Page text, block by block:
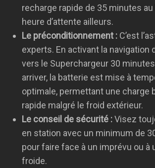
recharge rapide de 35 minutes au
heure d’attente ailleurs.
Le préconditionnement : C’est
experts. En activant la navigation
vers le Superchargeur 30 minutes
arriver, la batterie est mise à
optimale, permettant une charge
rapide malgré le froid extérieur.
Le conseil de sécurité :Visez
en station avec un minimum de
pour faire face à un imprévu ou à
froide.